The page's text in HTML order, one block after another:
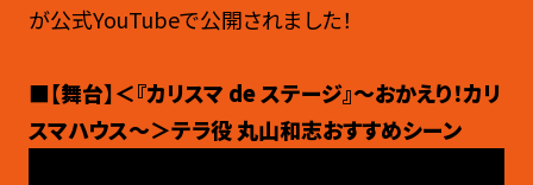
が公式YouTubeで公開されました！
■【舞台】＜『カリスマ de ステージ』～おかえり！カリ
スマハウス～＞テラ役 丸山和志おすすめシーン